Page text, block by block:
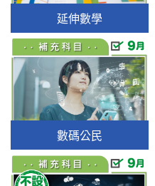
延伸數學
數碼公民